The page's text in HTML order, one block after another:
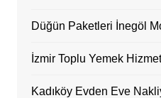
Düğün Paketleri İnegöl
İzmir Toplu Yemek
Kadıköy Evden Eve